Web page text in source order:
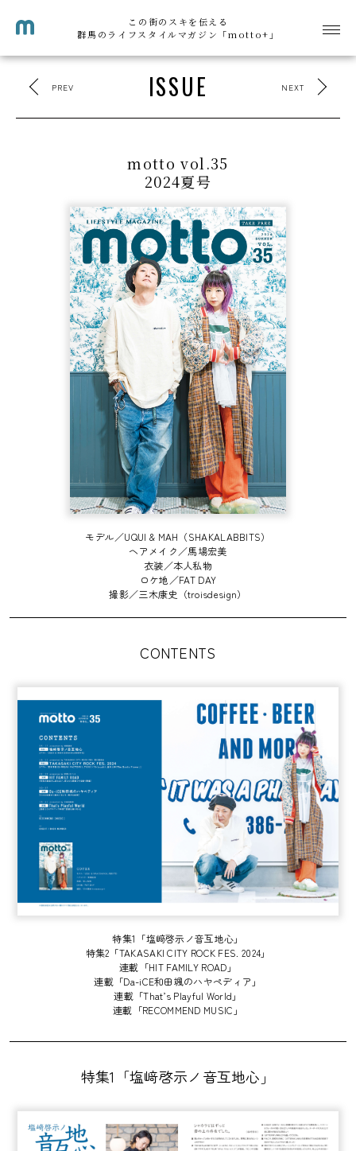
この街のスキを伝える
群馬のライフスタイルマガジン「motto+」
ISSUE
PREV NEXT
motto vol.35
2024夏号
モデル／UQUI & MAH（SHAKALABBITS）
ヘアメイク／馬場宏美
衣装／本人私物
ロケ地／FAT DAY
撮影／三木康史（troisdesign）
CONTENTS
特集1「塩﨑啓示ノ音互地心」
特集2「TAKASAKI CITY ROCK FES. 2024」
連載「HIT FAMILY ROAD」
連載「Da-iCE和田颯のハヤペディア」
連載「That’s Playful World」
連載「RECOMMEND MUSIC」
特集1「塩﨑啓示ノ音互地心」